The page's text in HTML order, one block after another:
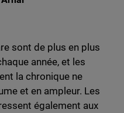
on Reddit
sont de plus en plus
année, et les
la chronique ne
et en ampleur. Les
également aux